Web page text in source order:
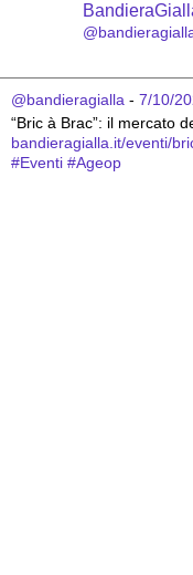
@bandieragialla - 7/10/
bandieragialla.it/eventi/
#Eventi #Ageop